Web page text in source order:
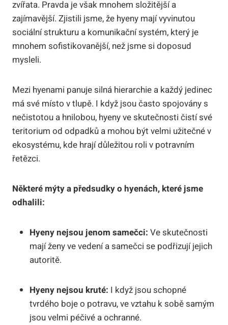
zvířata. Pravda je však mnohem složitější a
zajímavější. Zjistili jsme, že hyeny mají vyvinutou
sociální strukturu a komunikační systém, který je
mnohem sofistikovanější, než jsme si doposud
mysleli.
Mezi hyenami panuje silná hierarchie a každý jedinec
má své místo v tlupě. I když jsou často spojovány s
nečistotou a hnilobou, hyeny ve skutečnosti čistí své
teritorium od odpadků a mohou být velmi užitečné v
ekosystému, kde hrají důležitou roli v potravním
řetězci.
Některé mýty a předsudky o hyenách, které jsme
odhalili:
Hyeny nejsou jenom samečci: Ve skutečnosti
mají ženy ve vedení a samečci se podřizují jejich
autoritě.
Hyeny nejsou kruté: I když jsou schopné
tvrdého boje o potravu, ve vztahu k sobě samým
jsou velmi péčivé a ochranné.